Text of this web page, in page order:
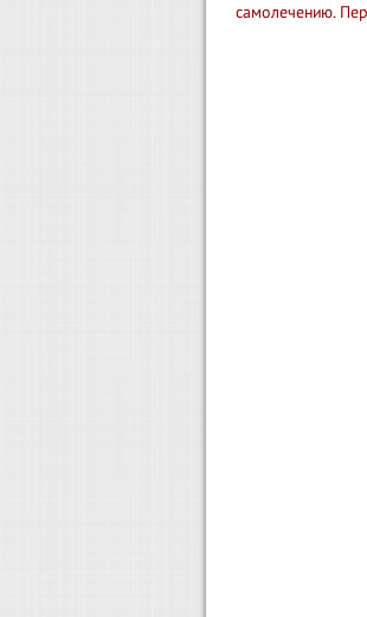
самолечению.